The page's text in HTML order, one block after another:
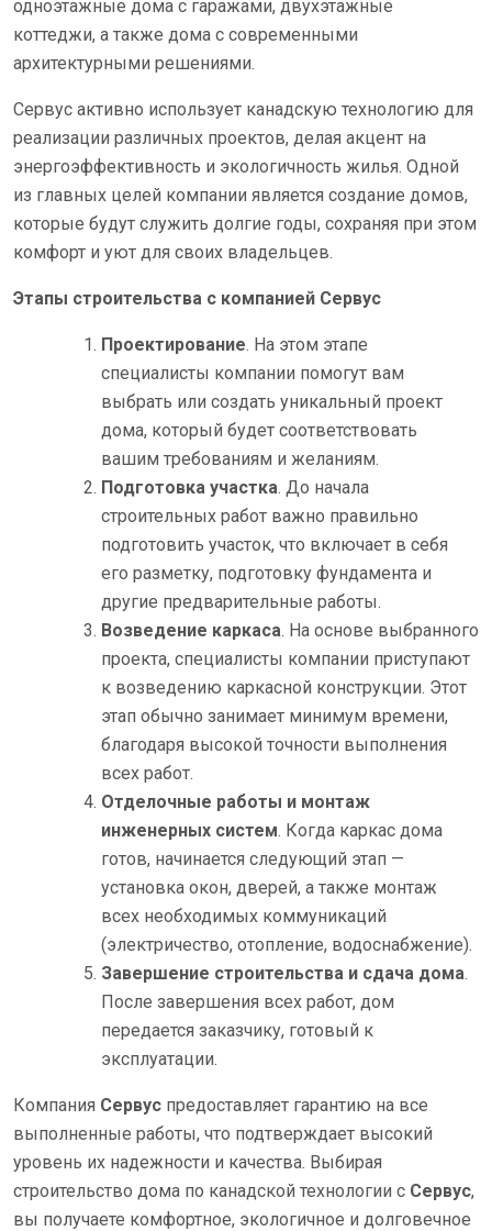
одноэтажные дома с гаражами, двухэтажные
коттеджи, а также дома с современными
архитектурными решениями.
Сервус активно использует канадскую технологию для
реализации различных проектов, делая акцент на
энергоэффективность и экологичность жилья. Одной
из главных целей компании является создание домов,
которые будут служить долгие годы, сохраняя при этом
комфорт и уют для своих владельцев.
Этапы строительства с компанией Сервус
Проектирование. На этом этапе
специалисты компании помогут вам
выбрать или создать уникальный проект
дома, который будет соответствовать
вашим требованиям и желаниям.
Подготовка участка. До начала
строительных работ важно правильно
подготовить участок, что включает в себя
его разметку, подготовку фундамента и
другие предварительные работы.
Возведение каркаса. На основе выбранного
проекта, специалисты компании приступают
к возведению каркасной конструкции. Этот
этап обычно занимает минимум времени,
благодаря высокой точности выполнения
всех работ.
Отделочные работы и монтаж
инженерных систем. Когда каркас дома
готов, начинается следующий этап —
установка окон, дверей, а также монтаж
всех необходимых коммуникаций
(электричество, отопление, водоснабжение).
Завершение строительства и сдача дома.
После завершения всех работ, дом
передается заказчику, готовый к
эксплуатации.
Компания Сервус предоставляет гарантию на все
выполненные работы, что подтверждает высокий
уровень их надежности и качества. Выбирая
строительство дома по канадской технологии с Сервус,
вы получаете комфортное, экологичное и долговечное